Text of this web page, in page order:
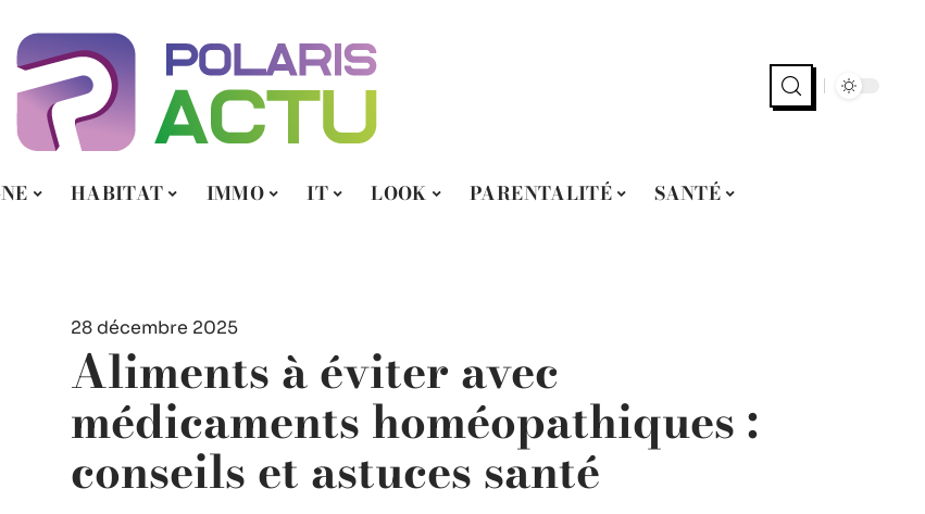
HABITAT IMMO IT LOOK PARENTALITÉ
SANTÉ
28 décembre 2025
Aliments à éviter avec
médicaments homéopathiques :
conseils et astuces santé